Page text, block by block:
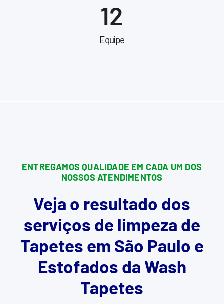
Equipe
12
ENTREGAMOS QUALIDADE EM CADA UM DOS
NOSSOS ATENDIMENTOS
Veja o resultado dos
serviços de limpeza de
Tapetes em São Paulo e
Estofados da Wash
Tapetes